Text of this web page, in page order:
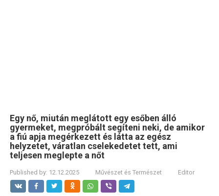
Egy nő, miután meglátott egy esőben álló
gyermeket, megpróbált segíteni neki, de amikor
a fiú apja megérkezett és látta az egész
helyzetet, váratlan cselekedetet tett, ami
teljesen meglepte a nőt
Published by: 12.12.2025 Művészet és Természet Editor